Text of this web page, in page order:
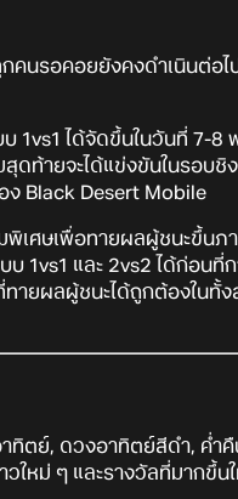
นรอคอยยังคงดำเนินต่อไ
1vs1 ได้จัดขึ้นในวันที่ 7-8
ท้ายจะได้แข่งขันในรอบชิ
ง Black Desert Mobile
เศษเพื่อทายผลผู้ชนะขึ้นภ
และ 2vs2 ได้ก่อนที่ก
ยผลผู้ชนะได้ถูกต้องในทั้ง
าทิตย์, ดวงอาทิตย์สีดำ,
วใหม่ ๆ และรางวัลที่มากขึ้